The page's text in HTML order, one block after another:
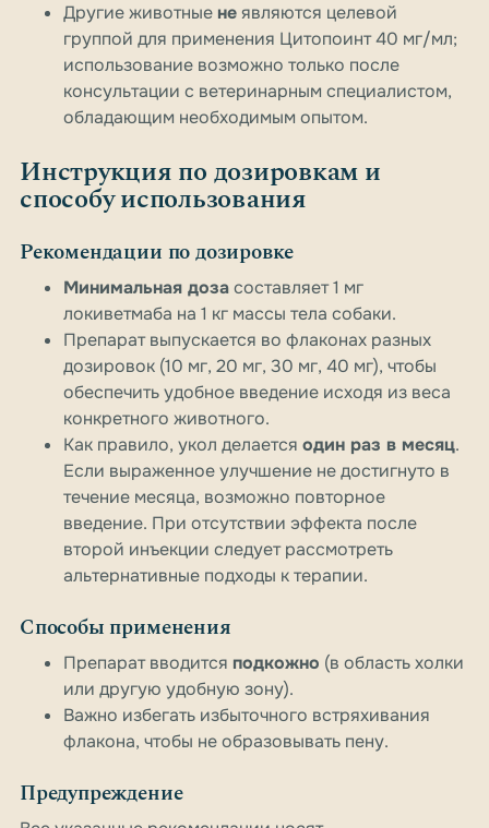
Другие животные неявляются целевой
группой для применения Цитопоинт 40 мг/мл;
использование возможно только после
консультации с ветеринарным специалистом,
обладающим необходимым опытом.
Инструкция по дозировкам и
способу использования
Рекомендации по дозировке
Минимальная дозасоставляет 1 мг
локиветмаба на 1 кг массы тела собаки.
Препарат выпускается во флаконах разных
дозировок (10 мг, 20 мг, 30 мг, 40 мг), чтобы
обеспечить удобное введение исходя из веса
конкретного животного.
Как правило, укол делается один раз в месяц.
Если выраженное улучшение не достигнуто в
течение месяца, возможно повторное
введение. При отсутствии эффекта после
второй инъекции следует рассмотреть
альтернативные подходы к терапии.
Способы применения
Препарат вводится подкожно (в область холки
или другую удобную зону).
Важно избегать избыточного встряхивания
флакона, чтобы не образовывать пену.
Предупреждение